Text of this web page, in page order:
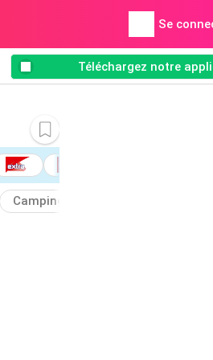
Se
Téléchargez notre
Campingaz